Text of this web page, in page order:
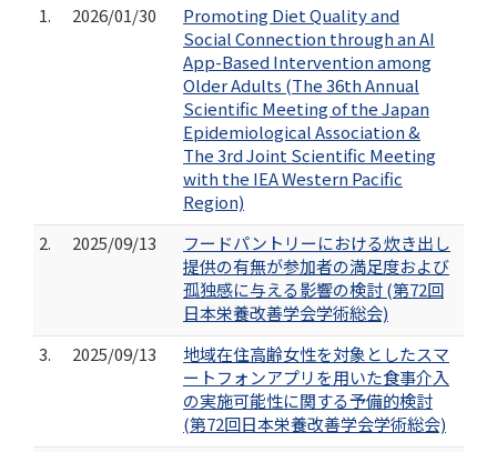
1. 2026/01/30
Promoting Diet Quality and
Social Connection through an AI
App-Based Intervention among
Older Adults (The 36th Annual
Scientific Meeting of the Japan
Epidemiological Association &
The 3rd Joint Scientific Meeting
with the IEA Western Pacific
Region)
2.
2025/09/13
フードパントリーにおける炊き出し
提供の有無が参加者の満足度および
孤独感に与える影響の検討 (第72回
日本栄養改善学会学術総会)
3.
2025/09/13
地域在住高齢女性を対象としたスマ
ートフォンアプリを用いた食事介入
の実施可能性に関する予備的検討
(第72回日本栄養改善学会学術総会)